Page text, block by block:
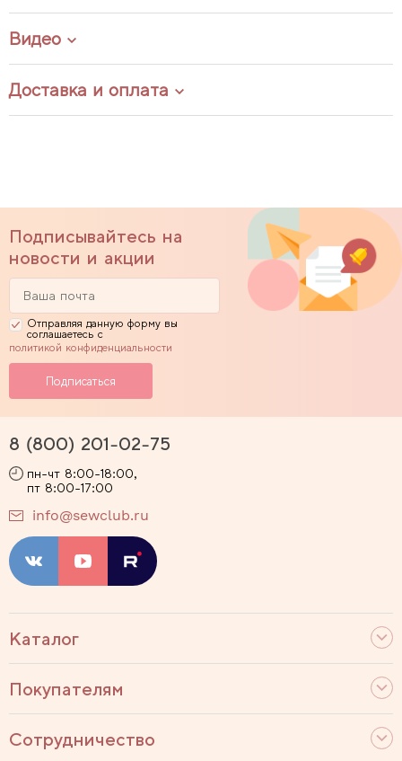
Видео
Доставка и оплата
Подписывайтесь на
новости и акции
Отправляя данную форму вы
соглашаетесь с
политикой конфиденциальности
Каталог
Покупателям
Сотрудничество
8 (800) 201-02-75
пн-чт 8:00-18:00,
пт 8:00-17:00
info@sewclub.ru